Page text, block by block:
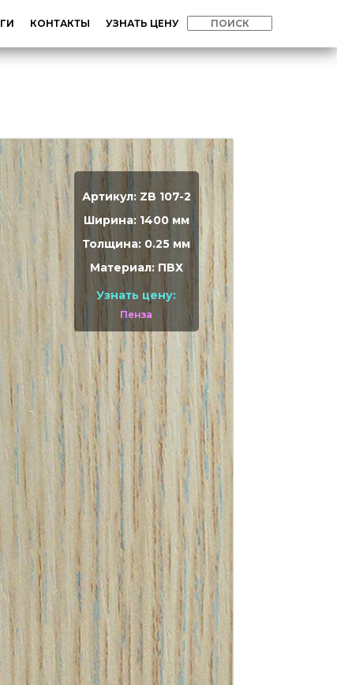
КОНТАКТЫ УЗНАТЬ ЦЕНУ
Артикул: ZB 107-2
Ширина: 1400 мм
Толщина: 0.25 мм
Материал: ПВХ
Узнать цену:
Пенза